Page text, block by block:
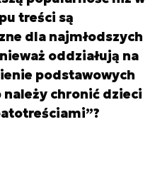
treści są
dla najmłodszych
oddziałują na
podstawowych
chronić dzieci